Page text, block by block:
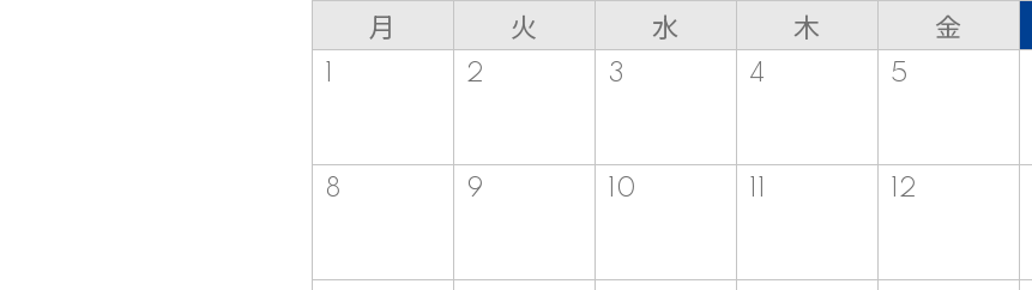
月 火 水 木 金
2 3 4 5
8 9 10 12